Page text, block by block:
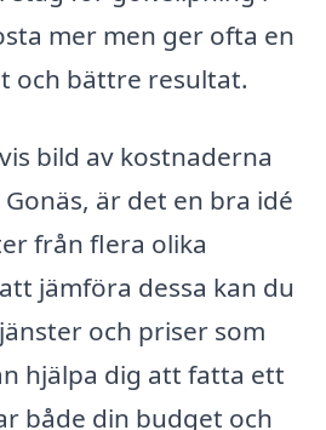
mer men ger ofta en
och bättre resultat.
bild av kostnaderna
är det en bra idé
från flera olika
jämföra dessa kan du
och priser som
hjälpa dig att fatta ett
både din budget och